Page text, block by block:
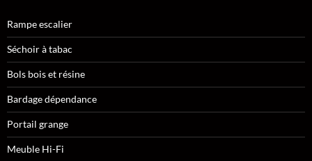
Rampe escalier
Séchoir à tabac
Bols bois et résine
Bardage dépendance
Portail grange
Meuble Hi-Fi